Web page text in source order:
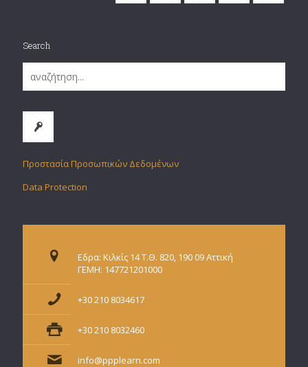
Search
Προστασία Προσωπικών Δεδομένων
Data Protection
Εδρα: Κιλκίς 14 Τ.Θ. 820, 190 09 Αττική
ΓΕΜΗ: 147721201000
+30 210 8034617
+30 210 8032460
info@ppplearn.com